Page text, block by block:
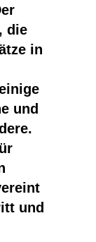
die
in
und
und